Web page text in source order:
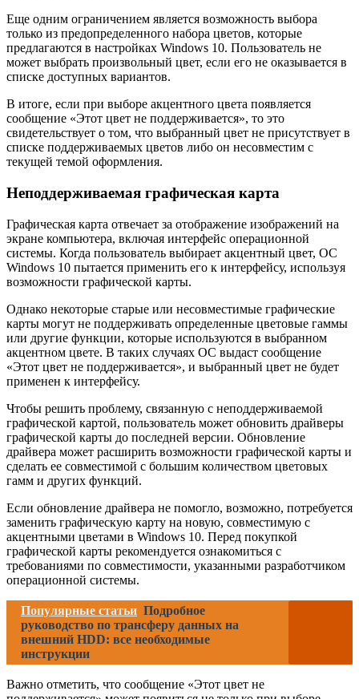
Еще одним ограничением является возможность выбора
только из предопределенного набора цветов, которые
предлагаются в настройках Windows 10. Пользователь не
может выбрать произвольный цвет, если его не оказывается в
списке доступных вариантов.
В итоге, если при выборе акцентного цвета появляется
сообщение «Этот цвет не поддерживается», то это
свидетельствует о том, что выбранный цвет не присутствует в
списке поддерживаемых цветов либо он несовместим с
текущей темой оформления.
Неподдерживаемая графическая карта
Графическая карта отвечает за отображение изображений на
экране компьютера, включая интерфейс операционной
системы. Когда пользователь выбирает акцентный цвет, ОС
Windows 10 пытается применить его к интерфейсу, используя
возможности графической карты.
Однако некоторые старые или несовместимые графические
карты могут не поддерживать определенные цветовые гаммы
или другие функции, которые используются в выбранном
акцентном цвете. В таких случаях ОС выдаст сообщение
«Этот цвет не поддерживается», и выбранный цвет не будет
применен к интерфейсу.
Чтобы решить проблему, связанную с неподдерживаемой
графической картой, пользователь может обновить драйверы
графической карты до последней версии. Обновление
драйвера может расширить возможности графической карты и
сделать ее совместимой с большим количеством цветовых
гамм и других функций.
Если обновление драйвера не помогло, возможно, потребуется
заменить графическую карту на новую, совместимую с
акцентными цветами в Windows 10. Перед покупкой
графической карты рекомендуется ознакомиться с
требованиями по совместимости, указанными разработчиком
операционной системы.
Популярные статьи Подробное
руководство по трансферу данных на
внешний HDD: все необходимые
инструкции
Важно отметить, что сообщение «Этот цвет не